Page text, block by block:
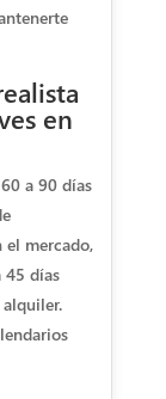
en
a 90 días
el mercado,
45 días